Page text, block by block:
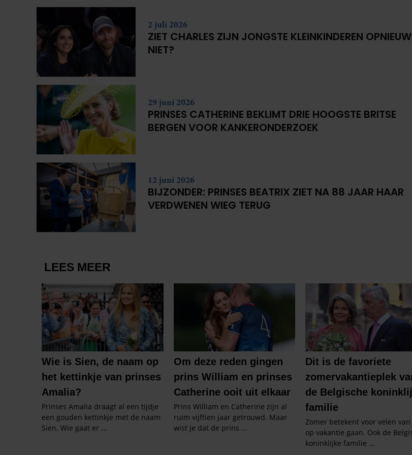
2 juli 2026
ZIET CHARLES ZIJN JONGSTE KLEINKINDEREN OPNIEUW
NIET?
29 juni 2026
PRINSES CATHERINE BEKLIMT DRIE HOOGSTE BRITSE
BERGEN VOOR KANKERONDERZOEK
12 juni 2026
BIJZONDER: PRINSES BEATRIX ZIET NA 88 JAAR HAAR
VERDWENEN WIEG TERUG